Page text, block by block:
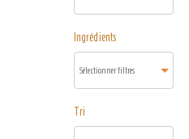
Ingrédients
Tri